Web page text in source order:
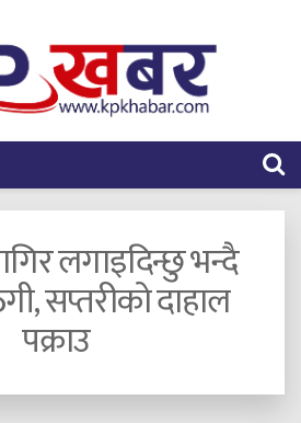
लगाइदिन्छु भन्दै
सप्तरीको दाहाल
पक्राउ